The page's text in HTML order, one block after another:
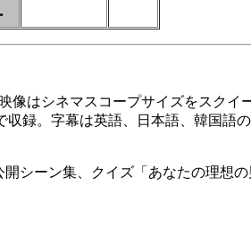
像はシネマスコープサイズをスクイ
収録。字幕は英語、日本語、韓国語
シーン集、クイズ「あなたの理想の